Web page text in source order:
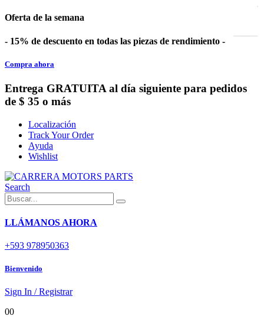
Oferta de la semana
- 15% de descuento en todas las piezas de rendimiento -
Compra ahora
Entrega GRATUITA al día siguiente para pedidos
de $ 35 o más
Localización
Track Your Order
Ayuda
Wishlist
Search
LLÁMANOS AHORA
+593 978950363
Bienvenido
Sign In / Registrar
00